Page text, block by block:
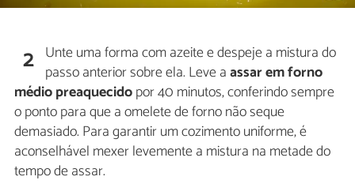
2 Unte uma forma com azeite e despeje a mistura do
passo anterior sobre ela. Leve aassar em forno
médio preaquecidopor 40 minutos, conferindo sempre
o ponto para que a omelete de forno não seque
demasiado. Para garantir um cozimento uniforme, é
aconselhável mexer levemente a mistura na metade do
tempo de assar.